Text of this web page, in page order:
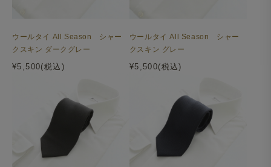
ウールタイ All Season シャー
クスキン ダークグレー
¥5,500(税込)
ウールタイ All Season シャー
クスキン グレー
¥5,500(税込)